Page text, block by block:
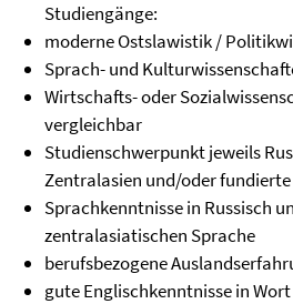
Studiengänge:
moderne Ostslawistik /
Sprach- und
Wirtschafts- oder
vergleichbar
Studienschwerpunkt jeweils
Zentralasien und/oder
Sprachkenntnisse in Russisch
zentralasiatischen Sprache
berufsbezogene
gute Englischkenntnisse in